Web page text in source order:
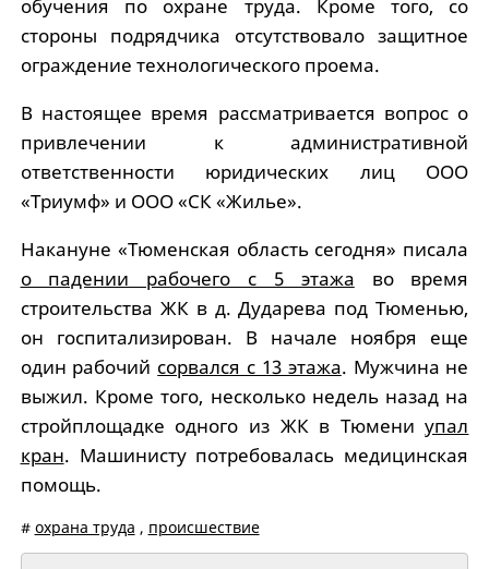
обучения по охране труда. Кроме того, со
стороны подрядчика отсутствовало защитное
ограждение технологического проема.
В настоящее время рассматривается вопрос о
привлечении к административной
ответственности юридических лиц ООО
«Триумф» и ООО «СК «Жилье».
Накануне «Тюменская область сегодня» писала
о падении рабочего с 5 этажа во время
строительства ЖК в д. Дударева под Тюменью,
он госпитализирован. В начале ноября еще
один рабочий сорвался с 13 этажа. Мужчина не
выжил. Кроме того, несколько недель назад на
стройплощадке одного из ЖК в Тюмениупал
кран. Машинисту потребовалась медицинская
помощь.
# охрана труда , происшествие